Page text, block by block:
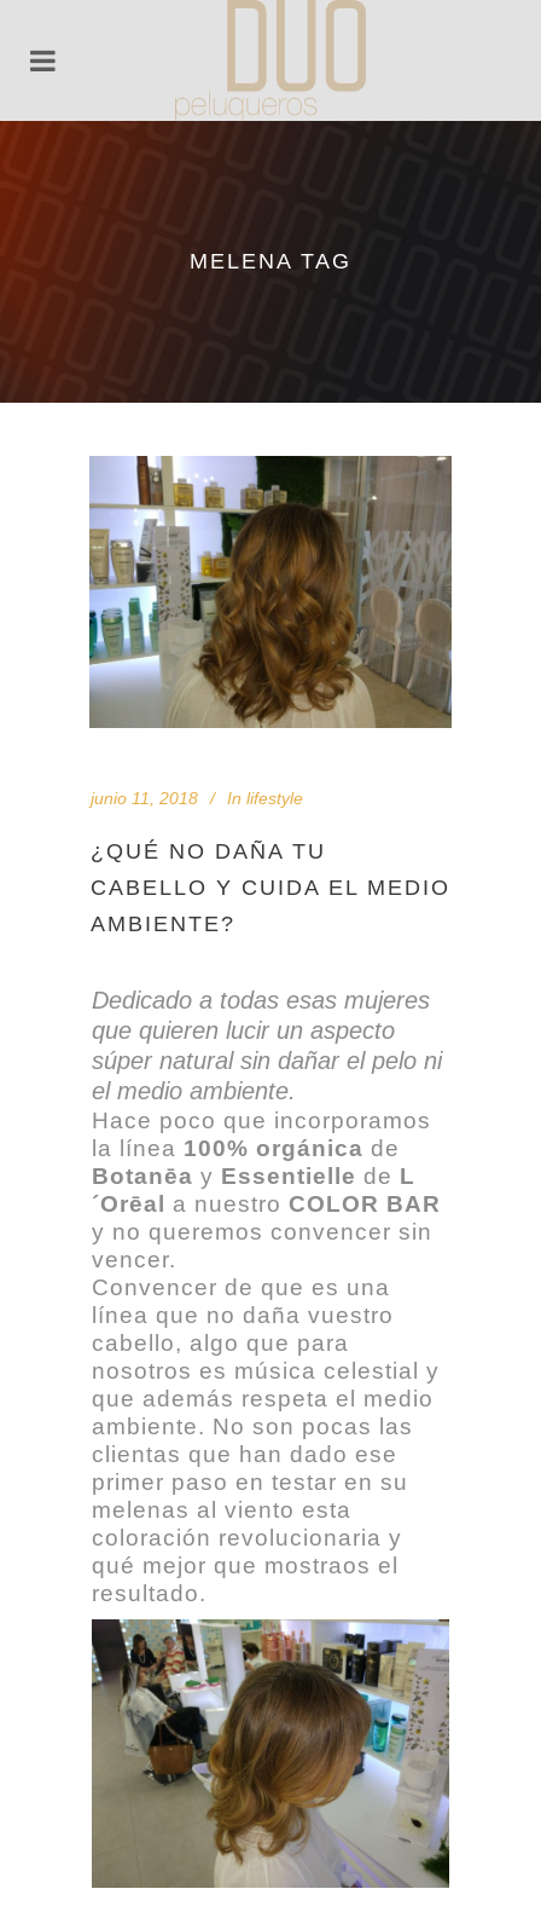
MELENA TAG
junio 11, 2018 In lifestyle
¿QUÉ NO DAÑA TU
CABELLO Y CUIDA EL MEDIO
AMBIENTE?
Dedicado a todas esas mujeres
que quieren lucir un aspecto
súper natural sin dañar el pelo ni
el medio ambiente.
Hace poco que incorporamos
la línea 100% orgánica de
Botanēa y Essentielle de L
´Orēal
a nuestro COLOR BAR
y no queremos convencer sin
vencer.
Convencer de que es una
línea que no daña vuestro
cabello, algo que para
nosotros es música celestial y
que además respeta el medio
ambiente. No son pocas las
clientas que han dado ese
primer paso en testar en su
melenas al viento esta
coloración revolucionaria y
qué mejor que mostraos el
resultado.